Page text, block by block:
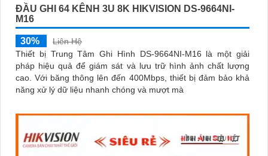
ĐẦU GHI 64 KÊNH 3U 8K HIKVISION DS-9664NI-
M16
30%
Liên Hệ
Thiết bị Trung Tâm Ghi Hình DS-9664NI-M16 là một giải
pháp hiệu quả để giám sát và lưu trữ hình ảnh chất lượng
cao. Với băng thông lên đến 400Mbps, thiết bị đảm bảo khả
năng xử lý dữ liệu nhanh chóng và mượt mà